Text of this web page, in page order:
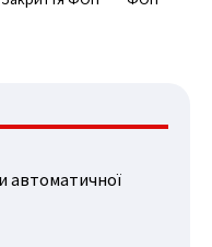
автоматичної